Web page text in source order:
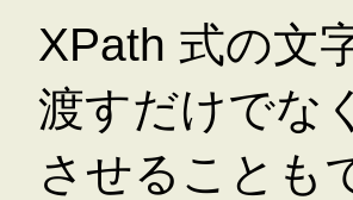
XPath 式の文
渡すだけでな
させることも